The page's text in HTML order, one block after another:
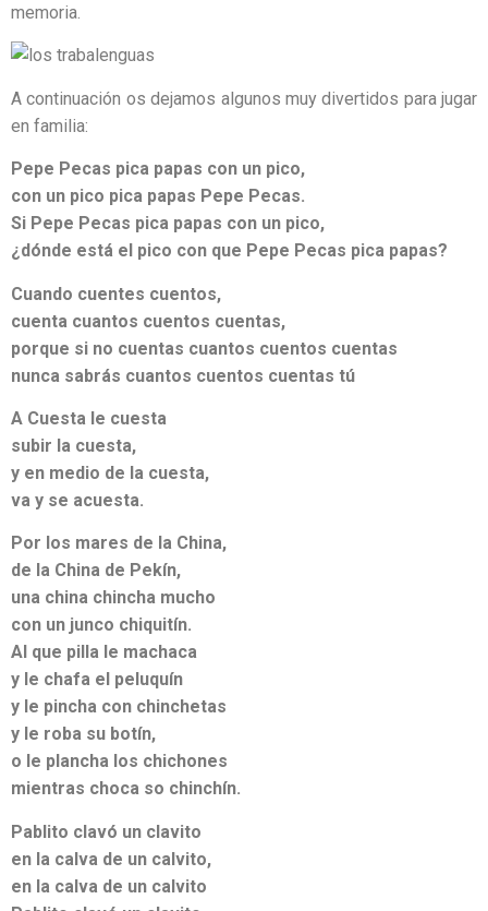
memoria.
A continuación os dejamos algunos muy divertidos para jugar
en familia:
Pepe Pecas pica papas con un pico,
con un pico pica papas Pepe Pecas.
Si Pepe Pecas pica papas con un pico,
¿dónde está el pico con que Pepe Pecas pica papas?
Cuando cuentes cuentos,
cuenta cuantos cuentos cuentas,
porque si no cuentas cuantos cuentos cuentas
nunca sabrás cuantos cuentos cuentas tú
A Cuesta le cuesta
subir la cuesta,
y en medio de la cuesta,
va y se acuesta.
Por los mares de la China,
de la China de Pekín,
una china chincha mucho
con un junco chiquitín.
Al que pilla le machaca
y le chafa el peluquín
y le pincha con chinchetas
y le roba su botín,
o le plancha los chichones
mientras choca so chinchín.
Pablito clavó un clavito
en la calva de un calvito,
en la calva de un calvito